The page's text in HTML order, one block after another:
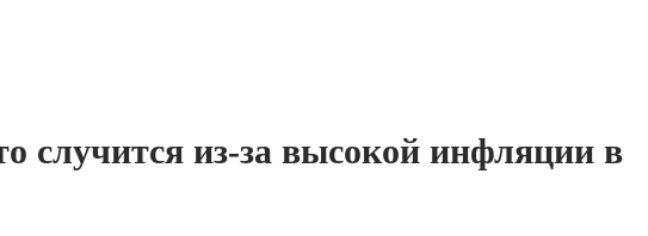
случится из-за высокой инфляции в